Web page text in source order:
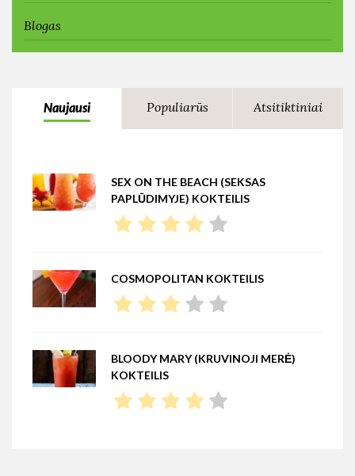
Blogas
Naujausi Populiarūs Atsitiktiniai
SEX ON THE BEACH (SEKSAS
PAPLŪDIMYJE) KOKTEILIS
COSMOPOLITAN KOKTEILIS
BLOODY MARY (KRUVINOJI MERĖ)
KOKTEILIS